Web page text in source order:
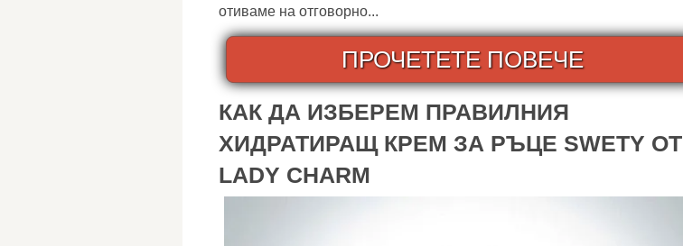
отиваме на отговорно...
ПРОЧЕТЕТЕ ПОВЕЧЕ
КАК ДА ИЗБЕРЕМ ПРАВИЛНИЯ
ХИДРАТИРАЩ КРЕМ ЗА РЪЦЕ SWETY ОТ
LADY CHARM